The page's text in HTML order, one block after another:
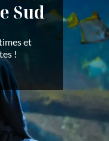
Sud
et
!